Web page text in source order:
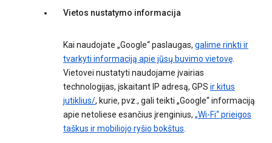
Vietos nustatymo informacija
Kai naudojate „Google“ paslaugas, galime rinkti ir
tvarkyti informaciją apie jūsų buvimo vietovę.
Vietovei nustatyti naudojame įvairias
technologijas, įskaitant IP adresą, GPS ir kitus
jutiklius/, kurie, pvz., gali teikti „Google“ informaciją
apie netoliese esančius įrenginius, „Wi-Fi“ prieigos
taškus ir mobiliojo ryšio bokštus.